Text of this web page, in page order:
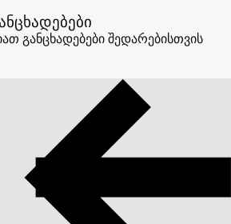
განცხადებები შედარებისთვის